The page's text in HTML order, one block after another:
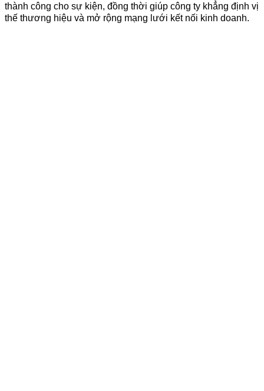
thành công cho sự kiện, đồng thời giúp công ty khẳng định vị
thế thương hiệu và mở rộng mạng lưới kết nối kinh doanh.